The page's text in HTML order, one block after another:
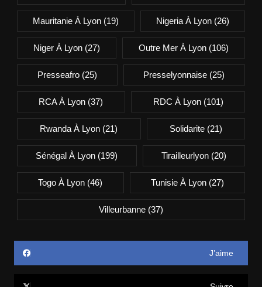
Mauritanie À Lyon(19) Nigeria À Lyon (26)
Niger À Lyon(27) Outre Mer À Lyon (106)
Presseafro(25) Presselyonnaise (25)
RCA À Lyon (37) RDC À Lyon(101)
Rwanda À Lyon (21) Solidarite(21)
Sénégal À Lyon (199) Tirailleurlyon(20)
Togo À Lyon (46) Tunisie À Lyon(27)
Villeurbanne(37)
J’aime